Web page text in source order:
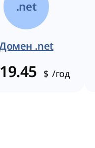
.net
.net
19.45 $ /год